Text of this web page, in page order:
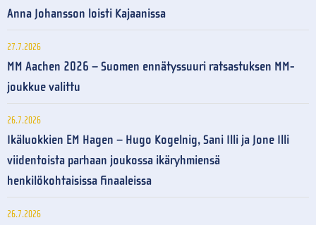
Anna Johansson loisti Kajaanissa
27.7.2026
MM Aachen 2026 – Suomen ennätyssuuri ratsastuksen MM-
joukkue valittu
26.7.2026
Ikäluokkien EM Hagen – Hugo Kogelnig, Sani Illi ja Jone Illi
viidentoista parhaan joukossa ikäryhmiensä
henkilökohtaisissa finaaleissa
26.7.2026